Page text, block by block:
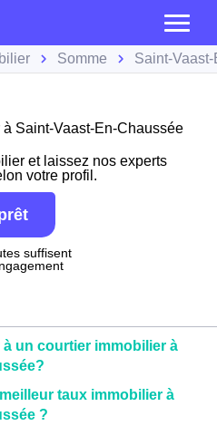
Somme Saint-
Saint-Vaast-En-Chaussée
et laissez nos experts
votre profil.
suffisent
un courtier immobilier à
taux immobilier à
?